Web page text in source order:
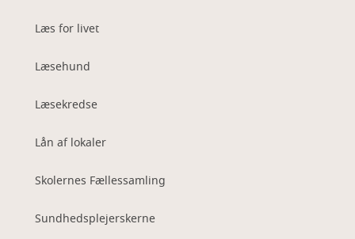
Læs for livet
Læsehund
Læsekredse
Lån af lokaler
Skolernes Fællessamling
Sundhedsplejerskerne